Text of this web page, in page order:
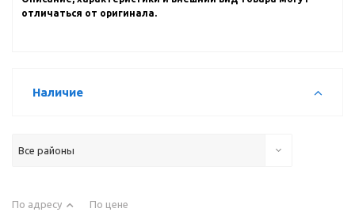
отличаться от оригинала.
Наличие
Все районы
По адресу По цене